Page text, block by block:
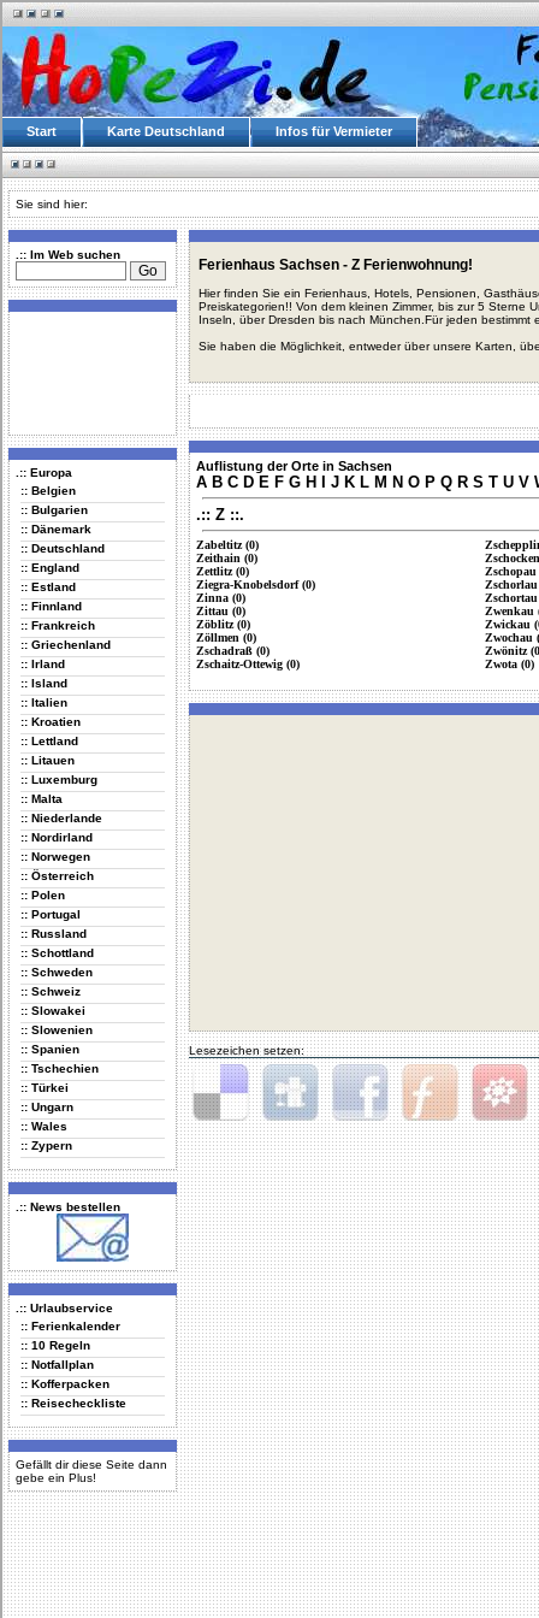
Start Karte Deutschland Infos für Vermieter
Sie sind hier:
.:: Im Web suchen
.:: Europa
:: Belgien
:: Bulgarien
:: Dänemark
:: Deutschland
:: England
:: Estland
:: Finnland
:: Frankreich
:: Griechenland
:: Irland
:: Island
:: Italien
:: Kroatien
:: Lettland
:: Litauen
:: Luxemburg
:: Malta
:: Niederlande
:: Nordirland
:: Norwegen
:: Österreich
:: Polen
:: Portugal
:: Russland
:: Schottland
:: Schweden
:: Schweiz
:: Slowakei
:: Slowenien
:: Spanien
:: Tschechien
:: Türkei
:: Ungarn
:: Wales
:: Zypern
.:: News bestellen
.:: Urlaubservice
:: Ferienkalender
:: 10 Regeln
:: Notfallplan
:: Kofferpacken
:: Reisecheckliste
Gefällt dir diese Seite dann
gebe ein Plus!
Ferienhaus Sachsen - Z Ferienwohnung!
Hier finden Sie ein Ferienhaus, Hotels, Pensionen,
Preiskategorien!! Von dem kleinen Zimmer, bis zur 5 Sterne
Inseln, über Dresden bis nach München.Für jeden bestimmt
Sie haben die Möglichkeit, entweder über unsere Karten,
Auflistung der Orte in Sachsen
A B C D E F G H J K L M N O P Q R S T U V
.:: Z ::.
Zabeltitz (0)
Zeithain (0)
Zettlitz (0)
Ziegra-Knobelsdorf (0)
Zinna (0)
Zittau (0)
Zöblitz (0)
Zöllmen (0)
Zschadraß (0)
Zschaitz-Ottewig (0)
Zschopau
Zschorlau
Zschortau
Zwenkau
Zwickau
Zwochau
Zwönitz
Zwota (0)
Lesezeichen setzen:
Delicious Digg Facebook Furl StudiVZ